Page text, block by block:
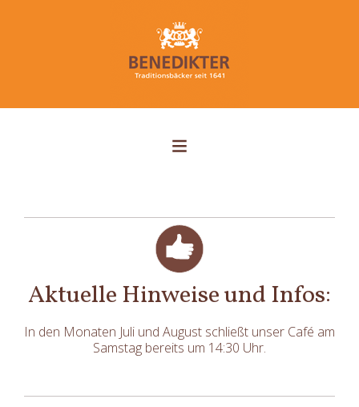
Aktuelle Hinweise und Infos:
In den Monaten Juli und August schließt unser Café am
Samstag bereits um 14:30 Uhr.